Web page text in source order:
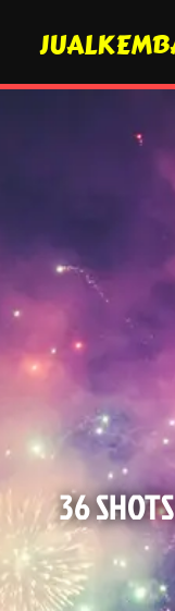
36